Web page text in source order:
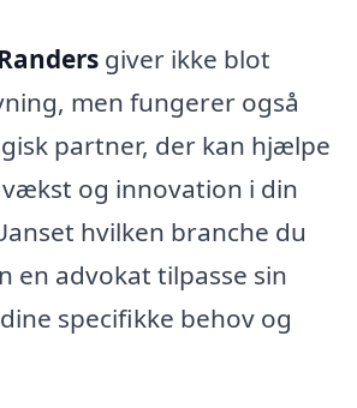
giver ikke blot
men fungerer også
partner, der kan hjælpe
og innovation i din
hvilken branche du
en advokat tilpasse sin
specifikke behov og